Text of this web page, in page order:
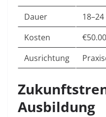
Dauer
Kosten
Ausrichtung
Ausbildung